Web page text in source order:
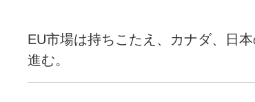
EU市場は持ちこたえ、カナダ、日
進む。